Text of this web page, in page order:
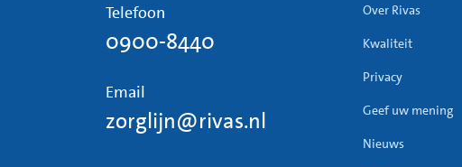
Telefoon
0900-8440
Email
zorglijn@rivas.nl
Over Rivas
Kwaliteit
Privacy
Geef uw mening
Nieuws